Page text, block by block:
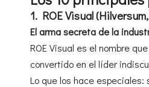
1. ROE Visual
El arma secreta de la
ROE Visual es el nombre
convertido en el líder
Lo que los hace